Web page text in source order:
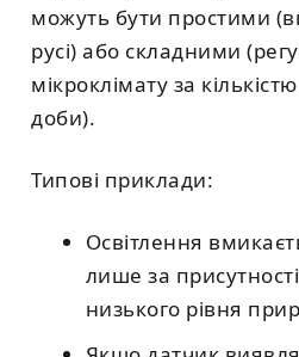
можуть бути простими
русі) або складними
мікроклімату за
доби).
Типові приклади:
Освітлення
лише за
низького рівня